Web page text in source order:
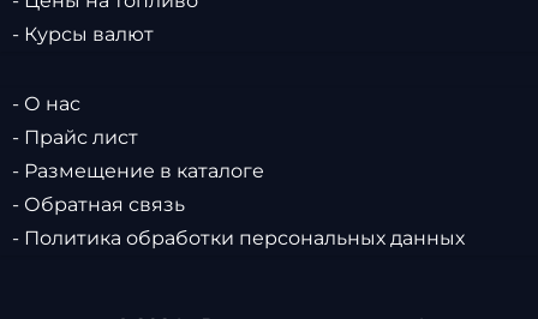
- Курсы валют
- О нас
- Прайс лист
- Размещение в каталоге
- Обратная связь
- Политика обработки персональных данных